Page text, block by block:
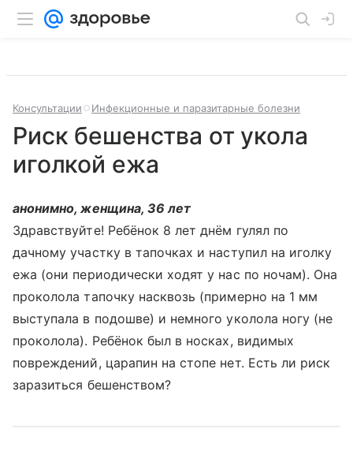
Консультации Инфекционные и паразитарные болезни
Риск бешенства от укола
иголкой ежа
анонимно, женщина, 36 лет
Здравствуйте! Ребёнок 8 лет днём гулял по
дачному участку в тапочках и наступил на иголку
ежа (они периодически ходят у нас по ночам). Она
проколола тапочку насквозь (примерно на 1 мм
выступала в подошве) и немного уколола ногу (не
проколола). Ребёнок был в носках, видимых
повреждений, царапин на стопе нет. Есть ли риск
заразиться бешенством?